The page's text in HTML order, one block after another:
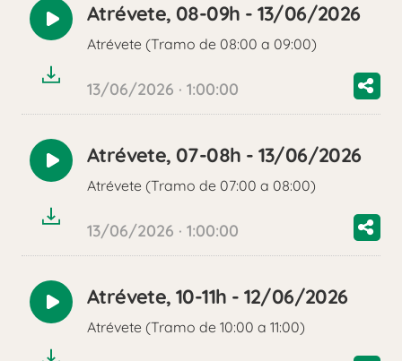
Reproducir
audio
Atrévete, 08-09h - 13/06/2026
Atrévete (Tramo de 08:00 a 09:00)
13/06/2026 · 1:00:00
Reproducir
audio
Atrévete, 07-08h - 13/06/2026
Atrévete (Tramo de 07:00 a 08:00)
13/06/2026 · 1:00:00
Reproducir
audio
Atrévete, 10-11h - 12/06/2026
Atrévete (Tramo de 10:00 a 11:00)